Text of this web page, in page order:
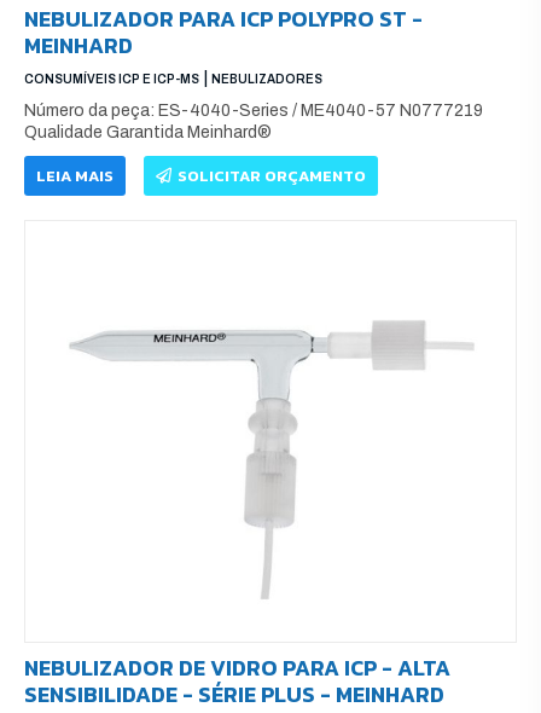
NEBULIZADOR PARA ICP POLYPRO ST -
MEINHARD
CONSUMÍVEIS ICP E ICP-MS NEBULIZADORES
Número da peça: ES-4040-Series / ME4040-57 N0777219
Qualidade Garantida Meinhard®
LEIA MAIS SOLICITAR ORÇAMENTO
NEBULIZADOR DE VIDRO PARA ICP - ALTA
SENSIBILIDADE - SÉRIE PLUS - MEINHARD